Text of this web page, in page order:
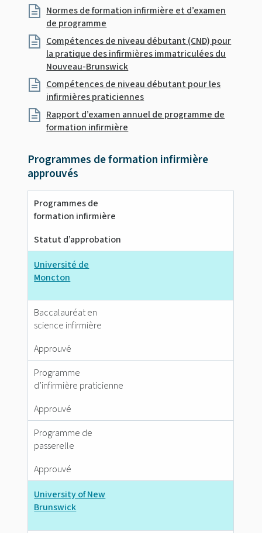
Normes de formation infirmière et d’examen
de programme
Compétences de niveau débutant (CND) pour
la pratique des infirmières immatriculées du
Nouveau-Brunswick
Compétences de niveau débutant pour les
infirmières praticiennes
Rapport d’examen annuel de programme de
formation infirmière
Programmes de formation infirmière
approuvés
Programmes de
formation infirmière
Statut d’approbation
Université de
Moncton
Baccalauréat en
science infirmière
Approuvé
Programme
d’infirmière praticienne
Approuvé
Programme de
passerelle
Approuvé
University of New
Brunswick